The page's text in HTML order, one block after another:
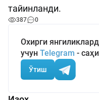
тайинланди.
387 0
Охирги
учун Telegram -
Ўтиш